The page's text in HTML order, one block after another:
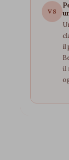
VS
il
il